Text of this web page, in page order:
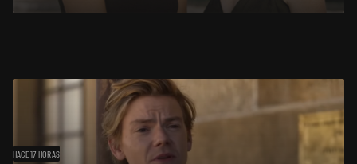
HACE 17 HORAS